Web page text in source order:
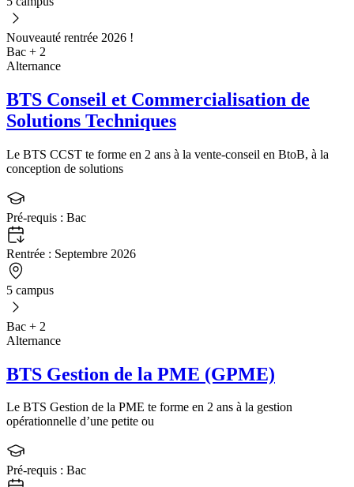
Nouveauté rentrée 2026 !
Bac + 2
Alternance
BTS Conseil et Commercialisation de
Solutions Techniques
Le BTS CCST te forme en 2 ans à la vente-conseil en BtoB, à la
conception de solutions
Pré-requis : Bac
Rentrée : Septembre 2026
5 campus
Bac + 2
Alternance
BTS Gestion de la PME (GPME)
Le BTS Gestion de la PME te forme en 2 ans à la gestion
opérationnelle d’une petite ou
Pré-requis : Bac